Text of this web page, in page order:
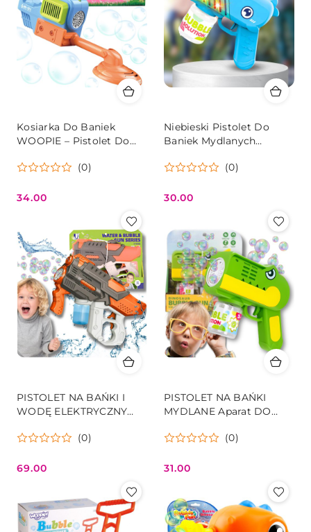
Kosiarka Do Baniek
WOOPIE – Pistolet Do
Światłami
(0)
Cena:
34.00
Niebieski Pistolet Do
Baniek Mydlanych
(0)
Cena:
30.00
PISTOLET NA BAŃKI I
WODĘ ELEKTRYCZNY
KARABIN WODNY 2W1
SZARY
(0)
Cena:
69.00
PISTOLET NA BAŃKI
MYDLANE Aparat DO
MYDLANYCH + PŁYN
(0)
Cena:
31.00